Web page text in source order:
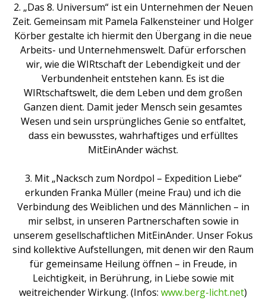
2. „Das 8. Universum“ ist ein Unternehmen der Neuen
Zeit. Gemeinsam mit Pamela Falkensteiner und Holger
Körber gestalte ich hiermit den Übergang in die neue
Arbeits- und Unternehmenswelt. Dafür erforschen
wir, wie die WIRtschaft der Lebendigkeit und der
Verbundenheit entstehen kann. Es ist die
WIRtschaftswelt, die dem Leben und dem großen
Ganzen dient. Damit jeder Mensch sein gesamtes
Wesen und sein ursprüngliches Genie so entfaltet,
dass ein bewusstes, wahrhaftiges und erfülltes
MitEinAnder wächst.
3. Mit „Nacksch zum Nordpol – Expedition Liebe“
erkunden Franka Müller (meine Frau) und ich die
Verbindung des Weiblichen und des Männlichen – in
mir selbst, in unseren Partnerschaften sowie in
unserem gesellschaftlichen MitEinAnder. Unser Fokus
sind kollektive Aufstellungen, mit denen wir den Raum
für gemeinsame Heilung öffnen – in Freude, in
Leichtigkeit, in Berührung, in Liebe sowie mit
weitreichender Wirkung. (Infos: www.berg-licht.net)